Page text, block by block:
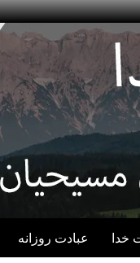
خدا عبادت روزانه